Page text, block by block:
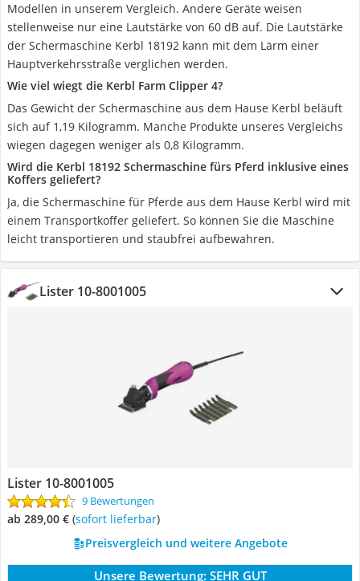
Modellen in unserem Vergleich. Andere Geräte weisen
stellenweise nur eine Lautstärke von 60 dB auf. Die Lautstärke
der Schermaschine Kerbl 18192 kann mit dem Lärm einer
Hauptverkehrsstraße verglichen werden.
Wie viel wiegt die Kerbl Farm Clipper 4?
Das Gewicht der Schermaschine aus dem Hause Kerbl beläuft
sich auf 1,19 Kilogramm. Manche Produkte unseres Vergleichs
wiegen dagegen weniger als 0,8 Kilogramm.
Wird die Kerbl 18192 Schermaschine fürs Pferd inklusive eines
Koffers geliefert?
Ja, die Schermaschine für Pferde aus dem Hause Kerbl wird mit
einem Transportkoffer geliefert. So können Sie die Maschine
leicht transportieren und staubfrei aufbewahren.
Lister 10-8001005
Lister 10-8001005
9 Bewertungen
ab 289,00 € ( Sofort lieferbar)
Preisvergleich und weitere Angebote
Unsere Bewertung: SEHR GUT